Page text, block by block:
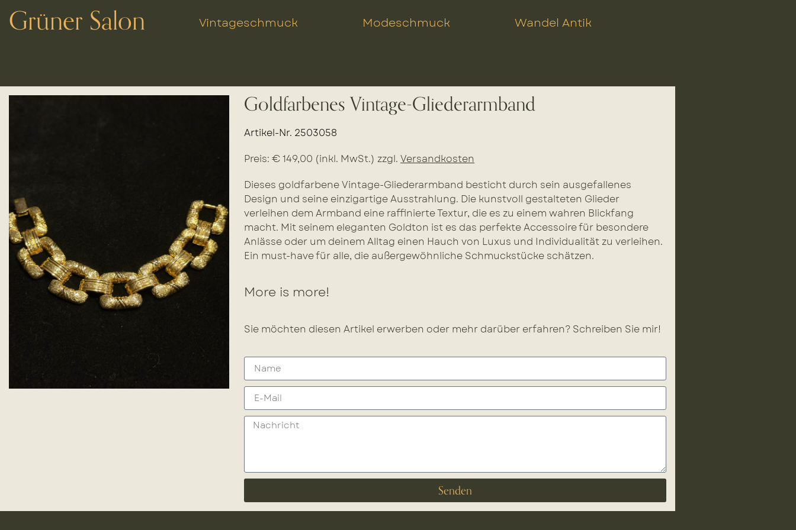
Grüner Salon Vintageschmuck Modeschmuck Wandel Antik
Goldfarbenes Vintage-Gliederarmband
Artikel-Nr. 2503058
Preis: € 149,00 (inkl. MwSt.) zzgl. Versandkosten
Dieses goldfarbene Vintage-Gliederarmband besticht durch sein ausgefallenes
Design und seine einzigartige Ausstrahlung. Die kunstvoll gestalteten Glieder
verleihen dem Armband eine raffinierte Textur, die es zu einem wahren Blickfang
macht. Mit seinem eleganten Goldton ist es das perfekte Accessoire für besondere
Anlässe oder um deinem Alltag einen Hauch von Luxus und Individualität zu verleihen.
Ein must-have für alle, die außergewöhnliche Schmuckstücke schätzen.
More is more!
Sie möchten diesen Artikel erwerben oder mehr darüber erfahren? Schreiben Sie mir!
Senden